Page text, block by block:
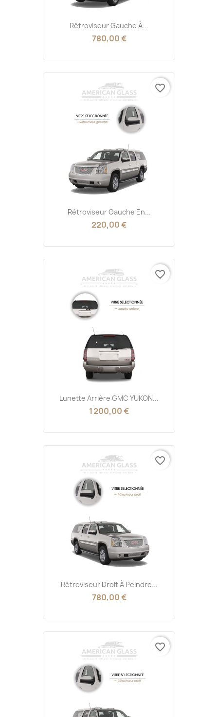
Rétroviseur Gauche À...
780,00 €
Rétroviseur Gauche En...
220,00 €
favorite_border
Lunette Arrière GMC YUKON...
1 200,00 €
favorite_border
Rétroviseur Droit À Peindre...
780,00 €
favorite_border
favorite_border